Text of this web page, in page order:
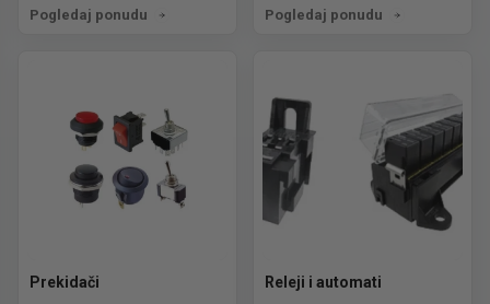
Pogledaj ponudu Pogledaj ponudu
Prekidači Releji i automati